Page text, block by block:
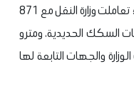
منظومة النقل والارتقاء بجودة خدماتها؛ تعاملت وزارة النقل مع 871
السكك الحديدية، ومترو
والجهات التابعة لها